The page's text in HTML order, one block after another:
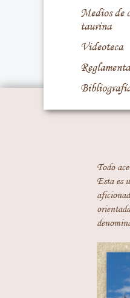
Medios de
taurina
Videoteca
Todo
Esta es